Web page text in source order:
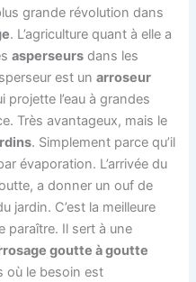
grande révolution dans
. L’agriculture quant à elle a
asperseurs dans les
est unarroseur
l’eau à grandes
Très avantageux, mais le
. Simplement parce qu’il
évaporation. L’arrivée du
a donner un ouf de
jardin. C’est la meilleure
paraître. Il sert à une
goutte à goutte
où le besoin est